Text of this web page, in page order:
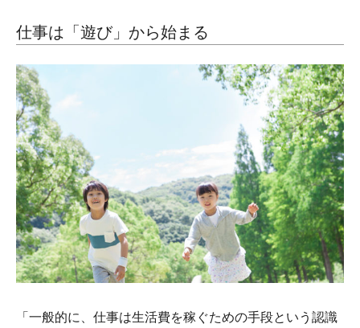
仕事は「遊び」から始まる
「一般的に、仕事は生活費を稼ぐための手段という認識